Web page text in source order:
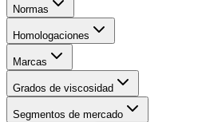
Normas
Homologaciones
Marcas
Grados de viscosidad
Segmentos de mercado